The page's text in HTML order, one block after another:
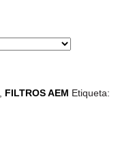
FILTROS AEM Etiqueta: